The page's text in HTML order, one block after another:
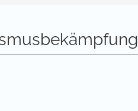
oder durch Zahlung einer